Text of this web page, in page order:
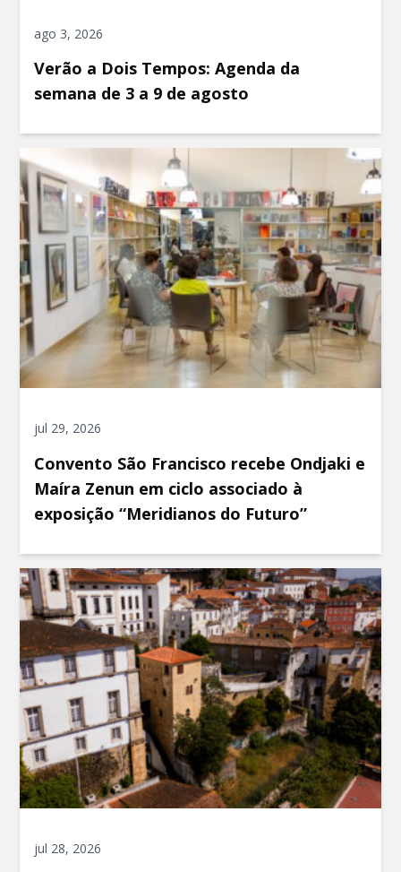
ago 3, 2026
Verão a Dois Tempos: Agenda da
semana de 3 a 9 de agosto
jul 29, 2026
Convento São Francisco recebe Ondjaki e
Maíra Zenun em ciclo associado à
exposição “Meridianos do Futuro”
jul 28, 2026